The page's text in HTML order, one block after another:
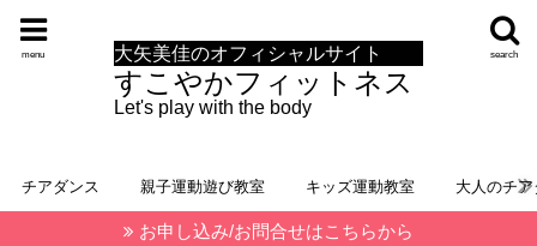
大矢美佳のオフィシャルサイト
すこやかフィットネス
Let's play with the body
search
menu
チアダンス 親子運動遊び教室 キッズ運動教室 大人のチ
お申し込み/お問合せはこちらから